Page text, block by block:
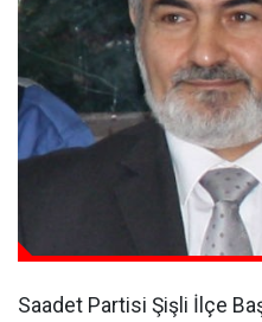
Saadet Partisi Şişli İlçe